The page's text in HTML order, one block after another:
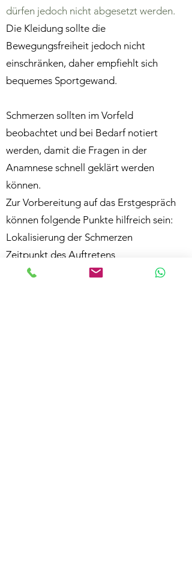
dürfen jedoch nicht abgesetzt werden.
Die Kleidung sollte die
Bewegungsfreiheit jedoch nicht
einschränken, daher empfiehlt sich
bequemes Sportgewand.
Schmerzen sollten im Vorfeld
beobachtet und bei Bedarf notiert
werden, damit die Fragen in der
Anamnese schnell geklärt werden
können.
Zur Vorbereitung auf das Erstgespräch
können folgende Punkte hilfreich sein:
Lokalisierung der Schmerzen
Zeitpunkt des Auftretens
Intensität der Schmerzen